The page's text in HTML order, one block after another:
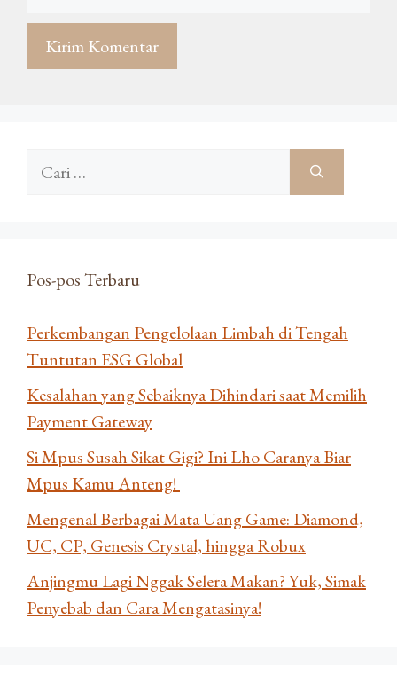
Cari
Pos-pos Terbaru
Perkembangan Pengelolaan Limbah di Tengah
Tuntutan ESG Global
Kesalahan yang Sebaiknya Dihindari saat Memilih
Payment Gateway
Si Mpus Susah Sikat Gigi? Ini Lho Caranya Biar
Mpus Kamu Anteng!
Mengenal Berbagai Mata Uang Game: Diamond,
UC, CP, Genesis Crystal, hingga Robux
Anjingmu Lagi Nggak Selera Makan? Yuk, Simak
Penyebab dan Cara Mengatasinya!